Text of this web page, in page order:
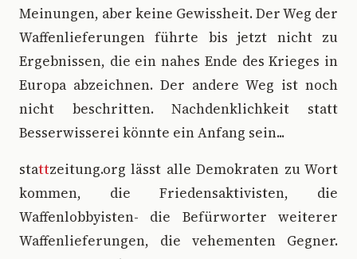
Meinungen, aber keine Gewissheit. Der Weg der
Waffenlieferungen führte bis jetzt nicht zu
Ergebnissen, die ein nahes Ende des Krieges in
Europa abzeichnen. Der andere Weg ist noch
nicht beschritten. Nachdenklichkeit statt
Besserwisserei könnte ein Anfang sein...
stattzeitung.org lässt alle Demokraten zu Wort
kommen, die Friedensaktivisten, die
Waffenlobbyisten- die Befürworter weiterer
Waffenlieferungen, die vehementen Gegner.